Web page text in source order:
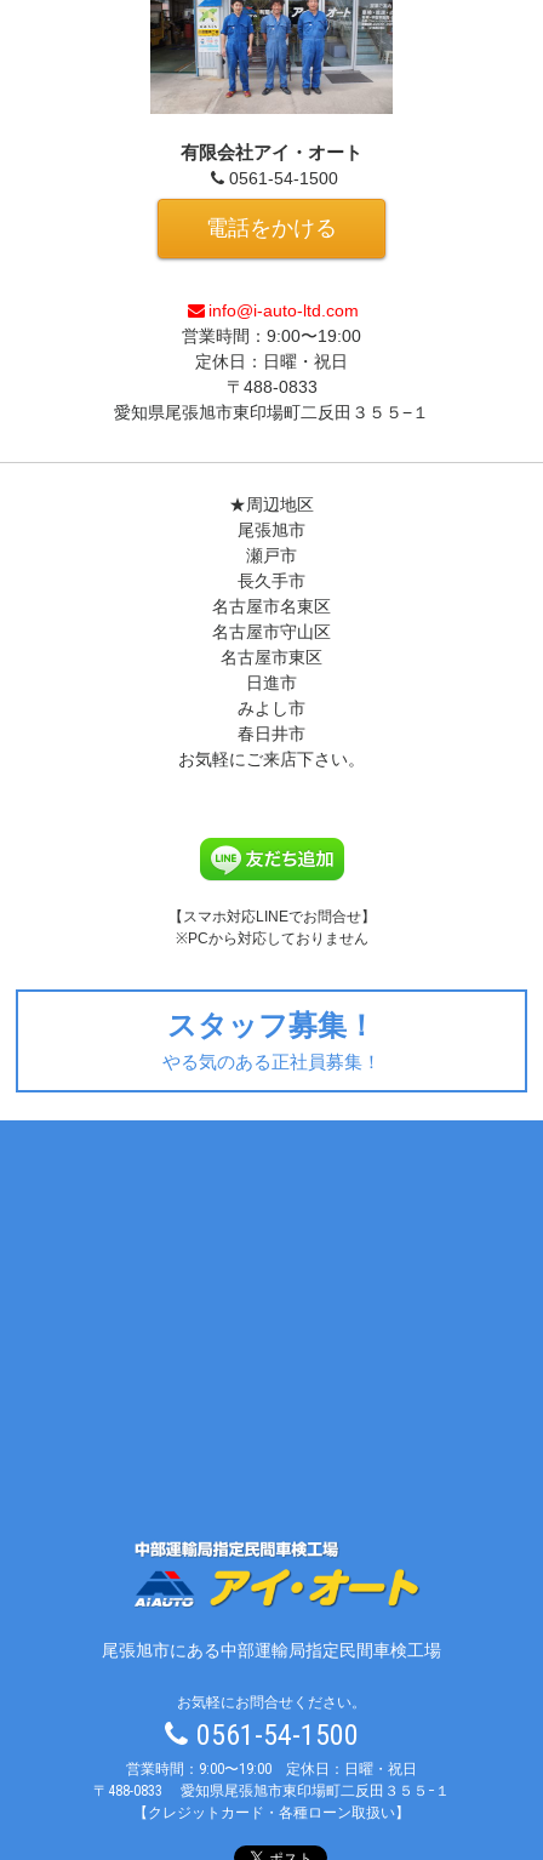
有限会社アイ・オート
0561-54-1500
電話をかける
info@i-auto-ltd.com
営業時間：9:00〜19:00
定休日：日曜・祝日
〒488-0833
愛知県尾張旭市東印場町二反田３５５−１
★周辺地区
尾張旭市
瀬戸市
長久手市
名古屋市名東区
名古屋市守山区
名古屋市東区
日進市
みよし市
春日井市
お気軽にご来店下さい。
【スマホ対応LINEでお問合せ】
※PCから対応しておりません
スタッフ募集！
やる気のある正社員募集！
尾張旭市にある中部運輸局指定民間車検工場
お気軽にお問合せください。
0561-54-1500
営業時間：9:00〜19:00 定休日：日曜・祝日
〒488-0833
愛知県尾張旭市東印場町二反田３５５−１
【クレジットカード・各種ローン取扱い】